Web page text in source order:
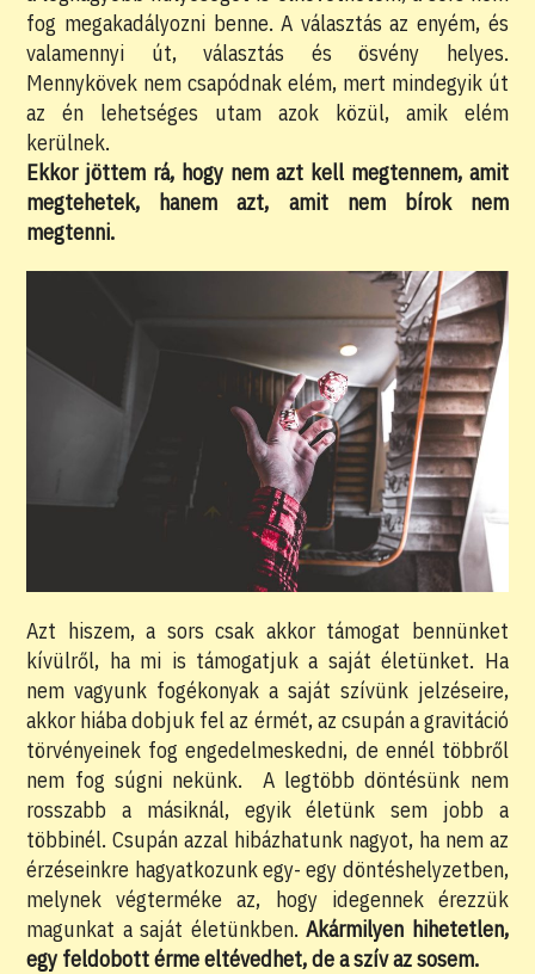
fog megakadályozni benne. A választás az enyém, és
valamennyi út, választás és ösvény helyes.
Mennykövek nem csapódnak elém, mert mindegyik út
az én lehetséges utam azok közül, amik elém
kerülnek.
Ekkor jöttem rá, hogy nem azt kell megtennem, amit
megtehetek, hanem azt, amit nem bírok nem
megtenni.
Azt hiszem, a sors csak akkor támogat bennünket
kívülről, ha mi is támogatjuk a saját életünket. Ha
nem vagyunk fogékonyak a saját szívünk jelzéseire,
akkor hiába dobjuk fel az érmét, az csupán a gravitáció
törvényeinek fog engedelmeskedni, de ennél többről
nem fog súgni nekünk. A legtöbb döntésünk nem
rosszabb a másiknál, egyik életünk sem jobb a
többinél. Csupán azzal hibázhatunk nagyot, ha nem az
érzéseinkre hagyatkozunk egy- egy döntéshelyzetben,
melynek végterméke az, hogy idegennek érezzük
magunkat a saját életünkben.Akármilyen hihetetlen,
egy feldobott érme eltévedhet, de a szív az sosem.